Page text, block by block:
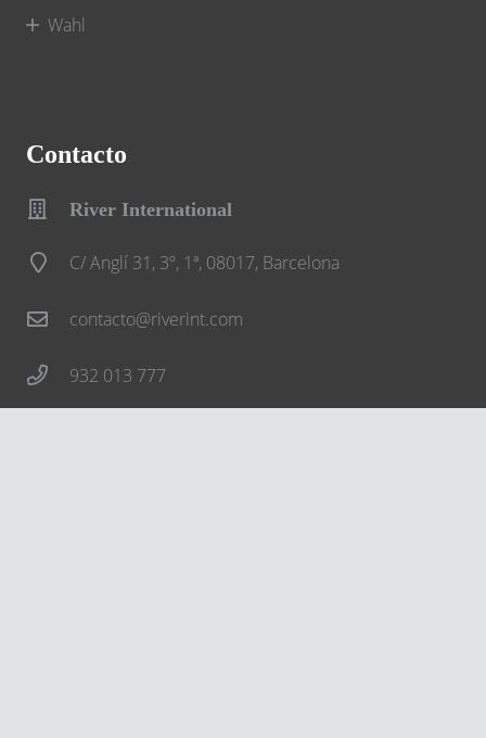
Wahl
Contacto
River International
C/ Anglí 31, 3º, 1ª, 08017, Barcelona
contacto@riverint.com
932 013 777